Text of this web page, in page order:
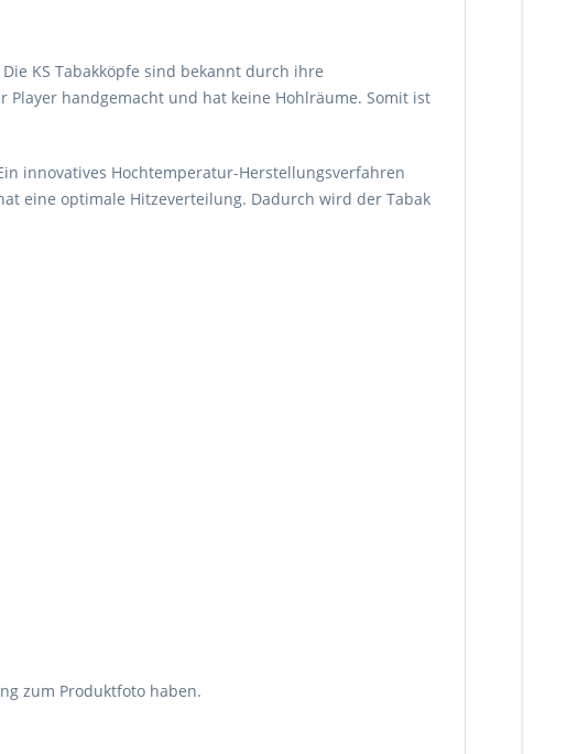
KS Tabakköpfe sind bekannt durch ihre
handgemacht und hat keine Hohlräume. Somit ist
innovatives Hochtemperatur-Herstellungsverfahren
eine optimale Hitzeverteilung. Dadurch wird der Tabak
zum Produktfoto haben.